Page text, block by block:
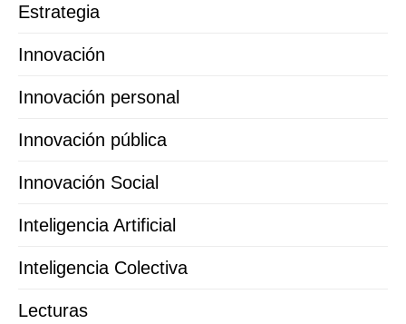
Estrategia
Innovación
Innovación personal
Innovación pública
Innovación Social
Inteligencia Artificial
Inteligencia Colectiva
Lecturas